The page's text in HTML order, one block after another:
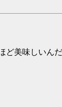
美味しいんだ